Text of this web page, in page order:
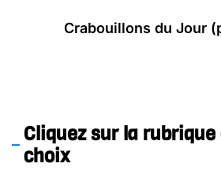
Crabouillons du Jour
Cliquez sur la rubrique
choix